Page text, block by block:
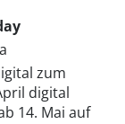
zum
digital
14. Mai auf